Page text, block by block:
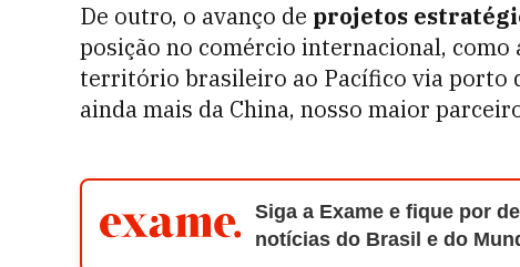
De outro, o avanço de projetos
posição no comércio internacional,
território brasileiro ao Pacífico via porto
ainda mais da China, nosso maior
Siga a Exame e fique por
notícias do Brasil e do